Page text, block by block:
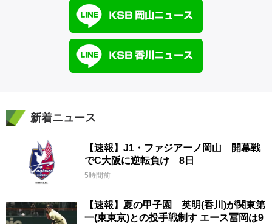
新着ニュース
【速報】J1・ファジアーノ岡山 開幕戦
でC大阪に逆転負け 8日
5時間前
【速報】夏の甲子園 英明(香川)が関東第
一(東東京)との投手戦制す エース冨岡は9